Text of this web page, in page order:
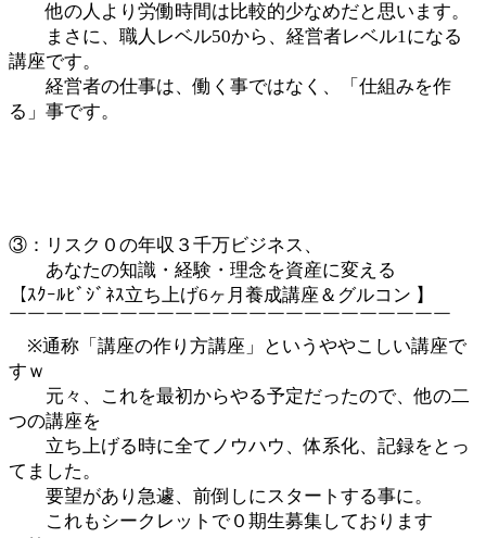
他の人より労働時間は比較的少なめだと思います。
まさに、職人レベル50から、経営者レベル1になる
講座です。
経営者の仕事は、働く事ではなく、「仕組みを作
る」事です。
③：リスク０の年収３千万ビジネス、
あなたの知識・経験・理念を資産に変える
【ｽｸｰﾙﾋﾞｼﾞﾈｽ立ち上げ6ヶ月養成講座＆グルコン 】
￣￣￣￣￣￣￣￣￣￣￣￣￣￣￣￣￣￣￣￣￣￣￣￣
※通称「講座の作り方講座」というややこしい講座で
すｗ
元々、これを最初からやる予定だったので、他の二
つの講座を
立ち上げる時に全てノウハウ、体系化、記録をとっ
てました。
要望があり急遽、前倒しにスタートする事に。
これもシークレットで０期生募集しております